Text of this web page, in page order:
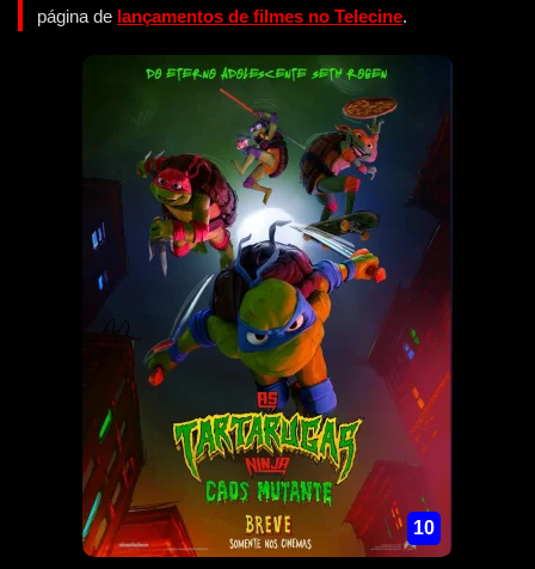
página de lançamentos de filmes no Telecine.
10